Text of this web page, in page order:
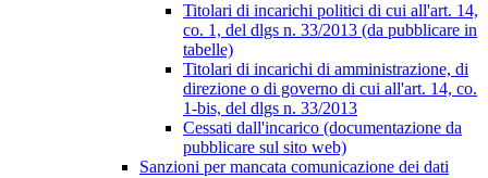
Titolari di incarichi politici di cui all'art. 14,
co. 1, del dlgs n. 33/2013 (da pubblicare in
tabelle)
Titolari di incarichi di amministrazione, di
direzione o di governo di cui all'art. 14, co.
1-bis, del dlgs n. 33/2013
Cessati dall'incarico (documentazione da
pubblicare sul sito web)
Sanzioni per mancata comunicazione dei dati